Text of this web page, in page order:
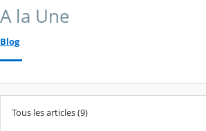
A la Une
Blog
Tous les articles (9)